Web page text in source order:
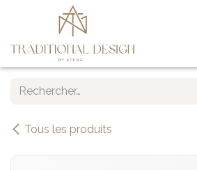
Se rendre au contenu
Tous les produits